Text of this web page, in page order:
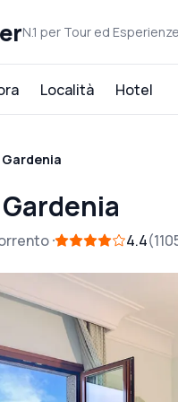
N.1 per Tour ed
Località Hotel
4.4